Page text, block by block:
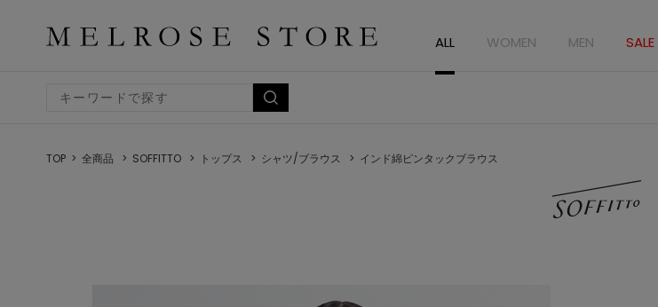
ALL WOMEN MEN SALE
TOP 全商品 SOFFITTO トップス シャツ/ブラウス インド綿ピンタックブラウス